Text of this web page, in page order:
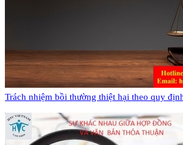
Trách nhiệm bồi thường thiệt hại theo quy